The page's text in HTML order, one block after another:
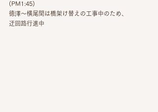
(PM1:45)
徳澤〜横尾間は橋架け替えの工事中のため、
迂回路行進中